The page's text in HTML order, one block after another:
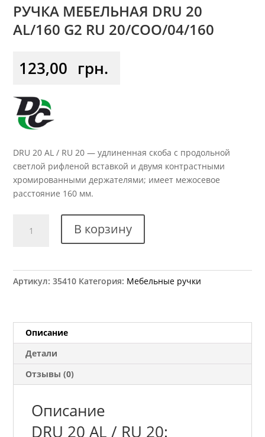
РУЧКА МЕБЕЛЬНАЯ DRU 20
AL/160 G2 RU 20/COO/04/160
123,00 грн.
DRU 20 AL / RU 20 — удлиненная скоба с продольной
светлой рифленой вставкой и двумя контрастными
хромированными держателями; имеет межосевое
расстояние 160 мм.
товара
20
20/COO/04/160
В корзину
Артикул:35410 Категория: Мебельные ручки
Описание
Детали
Отзывы (0)
Описание
DRU 20 AL / RU 20: